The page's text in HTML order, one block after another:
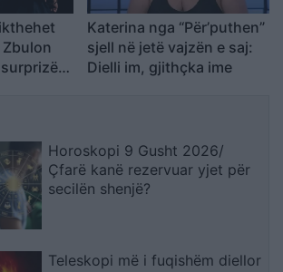
Katerina nga “Për’puthen”
sjell në jetë vajzën e saj:
Dielli im, gjithçka ime
Horoskopi 9 Gusht 2026/
Çfarë kanë rezervuar yjet për
secilën shenjë?
Teleskopi më i fuqishëm diellor